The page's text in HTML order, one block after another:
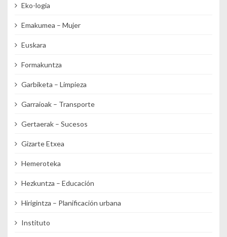
Eko-logia
Emakumea – Mujer
Euskara
Formakuntza
Garbiketa – Limpieza
Garraioak – Transporte
Gertaerak – Sucesos
Gizarte Etxea
Hemeroteka
Hezkuntza – Educación
Hirigintza – Planificación urbana
Instituto